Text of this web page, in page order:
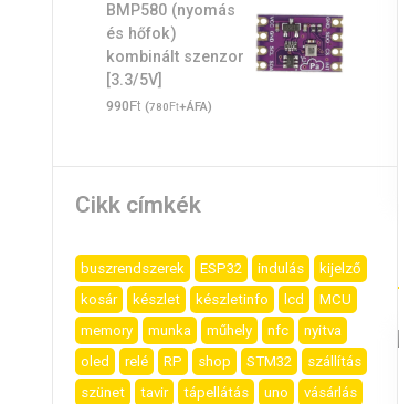
BMP580 (nyomás
és hőfok)
kombinált szenzor
[3.3/5V]
990Ft (780Ft+ÁFA)
Cikk címkék
buszrendszerek ESP32 indulás
kijelző
kosár
készlet készletinfo lcd
MCU
memory
munka műhely nfc
nyitva
oled
relé RP shop STM32
szállítás
szünet
tavir tápellátás uno
vásárlás